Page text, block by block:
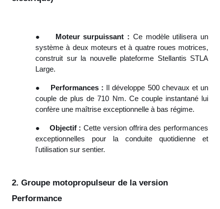
● Moteur surpuissant : Ce modèle utilisera un
système à deux moteurs et à quatre roues motrices,
construit sur la nouvelle plateforme Stellantis STLA
Large.
● Performances :
Il développe 500 chevaux et un
couple de plus de 710 Nm. Ce couple instantané lui
confère une maîtrise exceptionnelle à bas régime.
● Objectif : Cette version offrira des performances
exceptionnelles pour la conduite quotidienne et
l'utilisation sur sentier.
2. Groupe motopropulseur de la version
Performance